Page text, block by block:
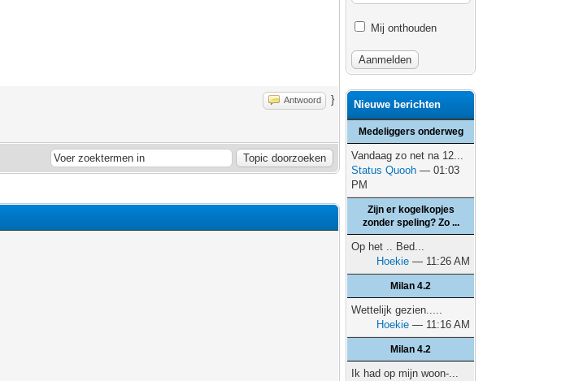
Antwoord }
Mij onthouden
Nieuwe berichten
Medeliggers onderweg
Vandaag zo net na 12...
Status Quooh — 01:03
PM
Zijn er kogelkopjes
zonder speling? Zo ...
Op het .. Bed...
Hoekie — 11:26 AM
Milan 4.2
Wettelijk gezien.....
Hoekie — 11:16 AM
Milan 4.2
Ik had op mijn woon-...